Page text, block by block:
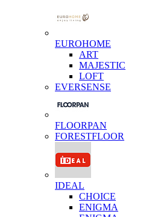
EUROHOME
ART
MAJESTIC
LOFT
EVERSENSE
FLOORPAN
FORESTFLOOR
IDEAL
CHOICE
ENIGMA